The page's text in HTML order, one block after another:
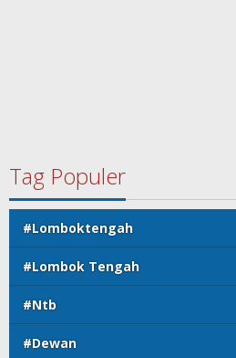
Tag Populer
#Lomboktengah
#Lombok Tengah
#Ntb
#Dewan